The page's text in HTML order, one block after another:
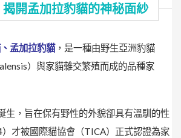
開孟加拉豹貓的神秘面紗
孟加拉豹貓，是一種由野生亞洲豹貓
）與家貓雜交繁殖而成的品種家
生，旨在保有野性的外貌卻具有溫馴的性
才被國際貓協會（TICA）正式認證為家